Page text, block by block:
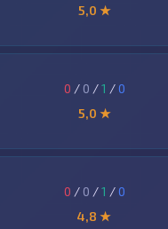
5,0 ★
0 / 0 /1 /0
5,0 ★
0 / 0 /1 /0
4,8 ★